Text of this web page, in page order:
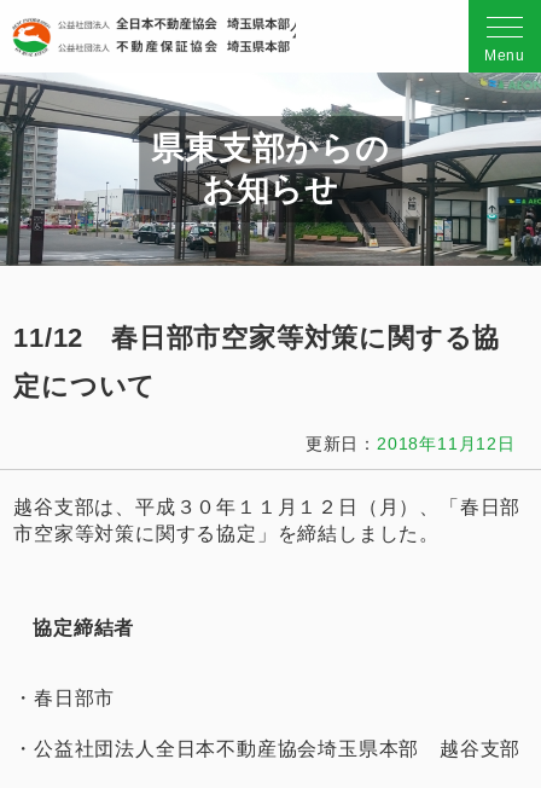
公益社団法人 全日本不動
Menu
県東支部からの
お知らせ
11/12 春日部市空家等対策に関する協
定について
更新日： 2018年11月12日
越谷支部は、平成３０年１１月１２日（月）、「春日部
市空家等対策に関する協定」を締結しました。
協定締結者
・春日部市
・公益社団法人全日本不動産協会埼玉県本部 越谷支部